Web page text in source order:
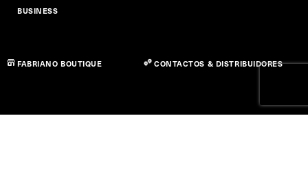
BUSINESS
FABRIANO BOUTIQUE CONTACTOS & DISTRIBUIDORES